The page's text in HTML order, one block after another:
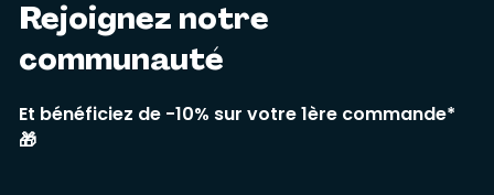
Rejoignez notre
communauté
Et bénéficiez de -10% sur votre 1ère commande*
🎁